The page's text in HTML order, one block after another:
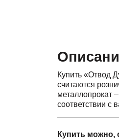
Купить «Отвод
считаются
металлопрокат
соответствии с
Купить можно,